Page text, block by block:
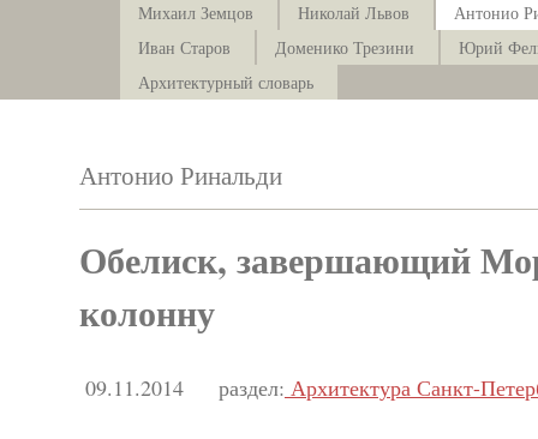
Михаил Земцов
Николай Львов
Антонио
Иван Старов
Доменико Трезини
Юрий
Архитектурный словарь
Антонио Ринальди
Обелиск, завершающий
колонну
09.11.2014 раздел: Архитектура Санкт-